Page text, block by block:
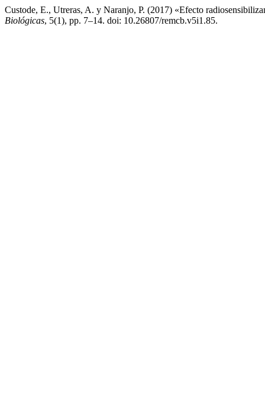
Custode, E., Utreras, A. y Naranjo, P. (2017) «Efecto
Biológicas, 5(1), pp. 7–14. doi: 10.26807/remcb.v5i1.85.